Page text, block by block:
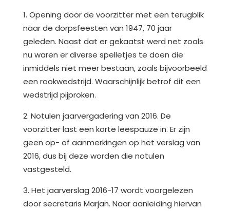
1. Opening door de voorzitter met een terugblik
naar de dorpsfeesten van 1947, 70 jaar
geleden. Naast dat er gekaatst werd net zoals
nu waren er diverse spelletjes te doen die
inmiddels niet meer bestaan, zoals bijvoorbeeld
een rookwedstrijd. Waarschijnlijk betrof dit een
wedstrijd pijproken.
2. Notulen jaarvergadering van 2016. De
voorzitter last een korte leespauze in. Er zijn
geen op- of aanmerkingen op het verslag van
2016, dus bij deze worden die notulen
vastgesteld.
3. Het jaarverslag 2016-17 wordt voorgelezen
door secretaris Marjan. Naar aanleiding hiervan